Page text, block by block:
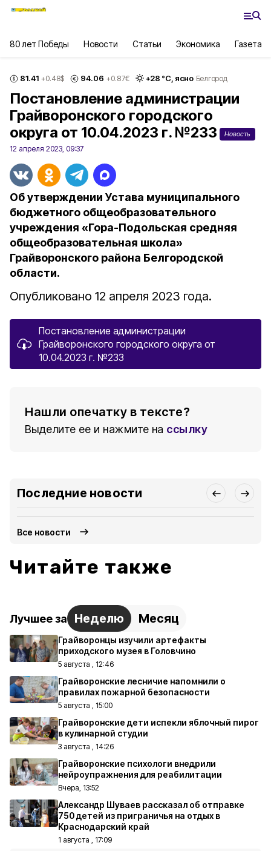
80 лет Победы Новости Статьи Экономика Газета
81.41 +0.48$ 94.06 +0.87€ +28 °С, ясно Белгород
Постановление администрации
Грайворонского городского
округа от 10.04.2023 г. №233
Новость
12 апреля 2023, 09:37
Об утверждении Устава муниципального
бюджетного общеобразовательного
учреждения «Гора-Подольская средняя
общеобразовательная школа»
Грайворонского района Белгородской
области.
Опубликовано 12 апреля 2023 года.
Постановление администрации
Грайворонского городского округа от
10.04.2023 г. №233
Нашли опечатку в тексте?
Выделите ее и нажмите на ссылку
Последние новости
Все новости
Читайте также
Лучшее за Неделю Месяц
Грайворонцы изучили артефакты
приходского музея в Головчино
5 августа , 12:46
Грайворонские лесничие напомнили о
правилах пожарной безопасности
5 августа , 15:00
Грайворонские дети испекли яблочный пирог
в кулинарной студии
3 августа , 14:26
Грайворонские психологи внедрили
нейроупражнения для реабилитации
Вчера, 13:52
Александр Шуваев рассказал об отправке
750 детей из приграничья на отдых в
Краснодарский край
1 августа , 17:09